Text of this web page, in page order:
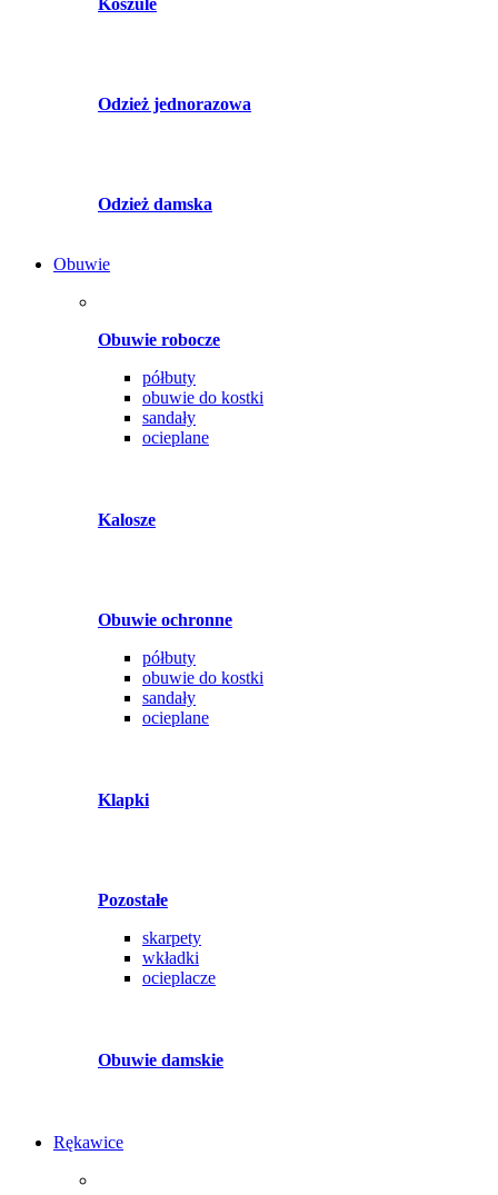
Koszule
Odzież jednorazowa
Odzież damska
Obuwie
Obuwie robocze
półbuty
obuwie do kostki
sandały
ocieplane
Kalosze
Obuwie ochronne
półbuty
obuwie do kostki
sandały
ocieplane
Klapki
Pozostałe
skarpety
wkładki
ocieplacze
Obuwie damskie
Rękawice